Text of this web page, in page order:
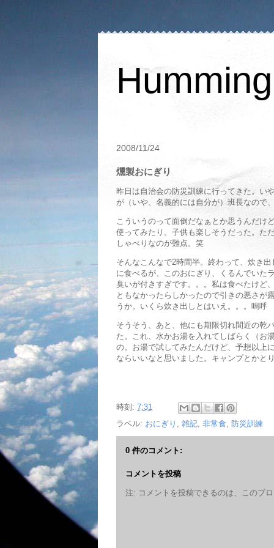
2008/11/24
燻製おにぎり
昨日は自治会の防災訓練に行ってきた。い
が（いや、名義的には自分が）班長なので
こういうのって面倒だなぁとか思うんだけ
使ってみたり。子供も楽しそうだった。た
しゃべりなのが難点。笑
そんなこんなで2時間半。終わって、炊き
に食べるが、このおにぎり、くるんでいた
臭いが付きすぎです。。。私は食べたけど
ともなかったらしかったので引きの悪さが
うか。いくら炊き出しとはいえ。。。嗚呼
そうそう、あと、他にも期限切れ間近の乾
た。これ、水かお湯を入れてしばらく（お
の。お湯で試してみたんだけど、予想以上
ならいいなと思いました。キャンプとかと
時刻: 7:31
ラベル: おにぎり , 雑記, 非常食, 防災訓練
0 件のコメント:
コメントを投稿
注: コメントを投稿できるのは、このブ